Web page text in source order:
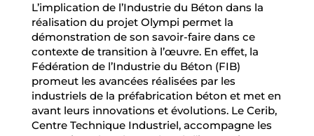
L’implication de l’Industrie du Béton dans la
réalisation du projet Olympi permet la
démonstration de son savoir-faire dans ce
contexte de transition à l’œuvre. En effet, la
Fédération de l’Industrie du Béton (FIB)
promeut les avancées réalisées par les
industriels de la préfabrication béton et met en
avant leurs innovations et évolutions. Le Cerib,
Centre Technique Industriel, accompagne les